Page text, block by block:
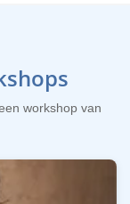
workshop van